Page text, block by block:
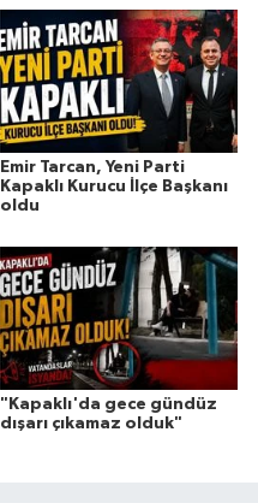
Emir Tarcan, Yeni Parti
Kapaklı Kurucu İlçe Başkanı
oldu
"Kapaklı'da gece gündüz
dışarı çıkamaz olduk"